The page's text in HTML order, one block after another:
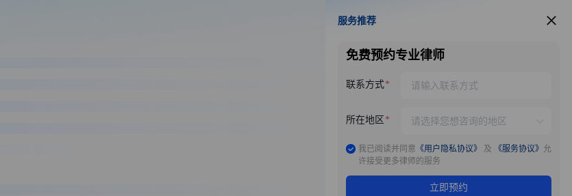
服务推荐
服务推荐
免费预约专业律师
联系方式
所在地区
我已阅读并同意 《用户隐私协议》 及 《服务协议》 允
许接受更多律师的服务
立即预约